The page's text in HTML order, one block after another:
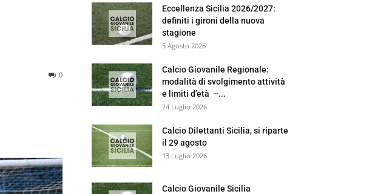
0
Eccellenza Sicilia 2026/2027:
definiti i gironi della nuova
stagione
5 Agosto 2026
Calcio Giovanile Regionale:
modalità di svolgimento attività
e limiti d’età –...
24 Luglio 2026
Calcio Dilettanti Sicilia, si riparte
il 29 agosto
13 Luglio 2026
Calcio Giovanile Sicilia